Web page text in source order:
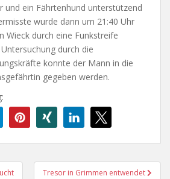
und ein Fährtenhund unterstützend
wurde dann um 21:40 Uhr
Wieck durch eine Funkstreife
durch die
konnte der Mann in die
gegeben werden.
Tresor in Grimmen entwendet